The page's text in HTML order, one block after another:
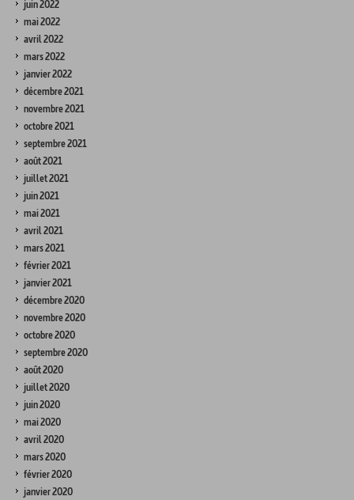
juin 2022
mai 2022
avril 2022
mars 2022
janvier 2022
décembre 2021
novembre 2021
octobre 2021
septembre 2021
août 2021
juillet 2021
juin 2021
mai 2021
avril 2021
mars 2021
février 2021
janvier 2021
décembre 2020
novembre 2020
octobre 2020
septembre 2020
août 2020
juillet 2020
juin 2020
mai 2020
avril 2020
mars 2020
février 2020
janvier 2020